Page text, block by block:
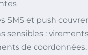
SMS et push
sensibles :
de